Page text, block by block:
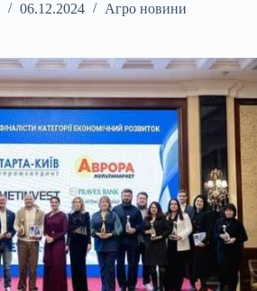
06.12.2024 Агро новини